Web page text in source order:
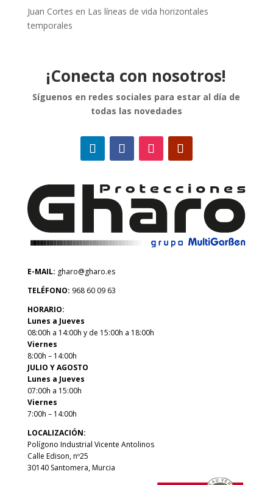
Juan Cortes en Las líneas de vida horizontales
temporales
¡Conecta con nosotros!
Síguenos en redes sociales para estar al día de
todas las novedades
E-MAIL: gharo@gharo.es
TELÉFONO: 968 60 09 63
HORARIO:
Lunes a Jueves
08:00h a 14:00h y de 15:00h a 18:00h
Viernes
8:00h – 14:00h
JULIO Y AGOSTO
Lunes a Jueves
07:00h a 15:00h
Viernes
7:00h – 14:00h
LOCALIZACIÓN:
Polígono Industrial Vicente Antolinos
Calle Edison, nº25
30140 Santomera, Murcia